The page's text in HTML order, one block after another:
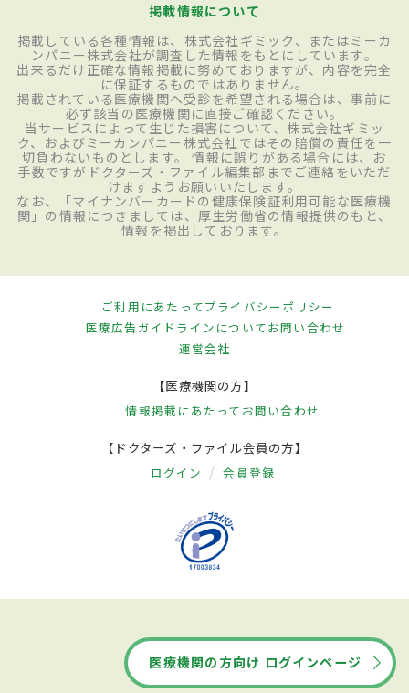
掲載情報について
掲載している各種情報は、株式会社ギミック、またはミーカ
ンパニー株式会社が調査した情報をもとにしています。
出来るだけ正確な情報掲載に努めておりますが、内容を完全
に保証するものではありません。
掲載されている医療機関へ受診を希望される場合は、事前に
必ず該当の医療機関に直接ご確認ください。
当サービスによって生じた損害について、株式会社ギミッ
ク、およびミーカンパニー株式会社ではその賠償の責任を一
切負わないものとします。 情報に誤りがある場合には、お
手数ですがドクターズ・ファイル編集部までご連絡をいただ
けますようお願いいたします。
なお、「マイナンバーカードの健康保険証利用可能な医療機
関」の情報につきましては、厚生労働省の情報提供のもと、
情報を掲出しております。
ご利用にあたってプライバシーポリシー
医療広告ガイドラインについてお問い合わせ
運営会社
【医療機関の方】
情報掲載にあたって お問い合わせ
【ドクターズ・ファイル会員の方】
ログイン 会員登録
医療機関の方向け ログインページ